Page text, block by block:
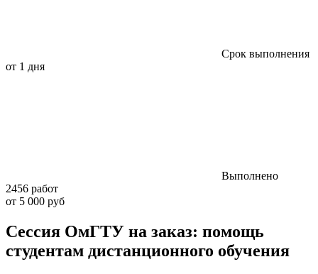
Срок выполнения
от 1 дня
Выполнено
2456 работ
от 5 000 руб
Сессия ОмГТУ на заказ: помощь
студентам дистанционного обучения